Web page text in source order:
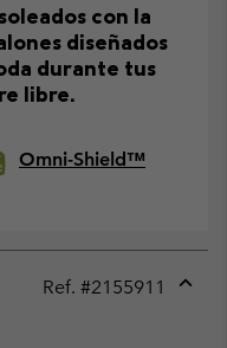
con la
diseñados
durante tus
libre.
Omni-Shield™
Ref. #2155911